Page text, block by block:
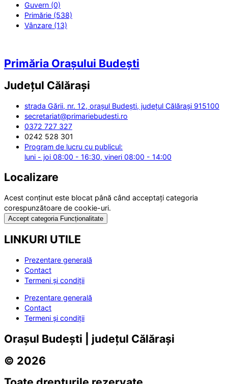
Guvern (0)
Primărie (538)
Vânzare (13)
Primăria Orașului Budești
Județul Călărași
strada Gării, nr. 12, orașul Budești, județul Călărași 915100
secretariat@primariebudesti.ro
0372 727 327
0242 528 301
Program de lucru cu publicul:
luni - joi 08:00 - 16:30, vineri 08:00 - 14:00
Localizare
Acest conținut este blocat până când acceptați categoria
corespunzătoare de cookie-uri.
Accept categoria Funcționalitate
LINKURI UTILE
Prezentare generală
Contact
Termeni și condiții
Prezentare generală
Contact
Termeni și condiții
Orașul Budești | județul Călărași
© 2026